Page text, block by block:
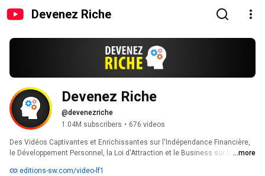
Devenez Riche
Devenez Riche
@devenezriche
1.04M subscribers • 676 videos
Des Vidéos Captivantes et Enrichissantes sur l'Indépendance Financière,
le Développement Personnel, la Loi d'Attraction et le Business sur Internet.
...more
editions-sw.com/video-lf1